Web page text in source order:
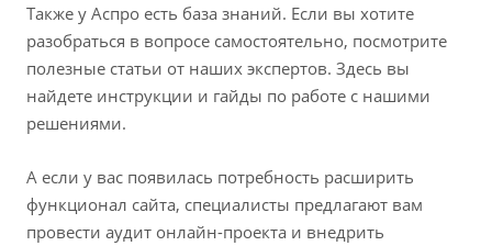
Также у Аспро есть база знаний. Если вы хотите
разобраться в вопросе самостоятельно, посмотрите
полезные статьи от наших экспертов. Здесь вы
найдете инструкции и гайды по работе с нашими
решениями.
А если у вас появилась потребность расширить
функционал сайта, специалисты предлагают вам
провести аудит онлайн-проекта и внедрить